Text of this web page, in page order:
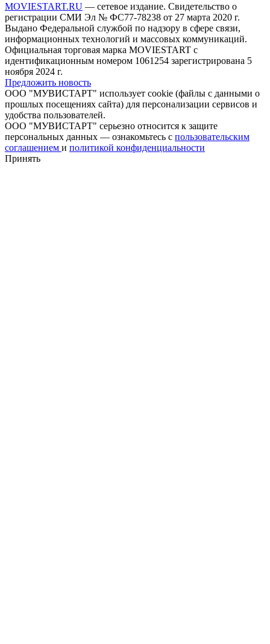
MOVIESTART.RU — сетевое издание. Свидетельство о
регистрации СМИ Эл № ФС77-78238 от 27 марта 2020 г.
Выдано Федеральной службой по надзору в сфере связи,
информационных технологий и массовых коммуникаций.
Официальная торговая марка MOVIESTART с
идентификационным номером 1061254 зарегистрирована 5
ноября 2024 г.
Предложить новость
ООО "МУВИСТАРТ" использует cookie (файлы с данными о
прошлых посещениях сайта) для персонализации сервисов и
удобства пользователей.
ООО "МУВИСТАРТ" серьезно относится к защите
персональных данных — ознакомьтесь с пользовательским
соглашением и политикой конфиденциальности
Принять